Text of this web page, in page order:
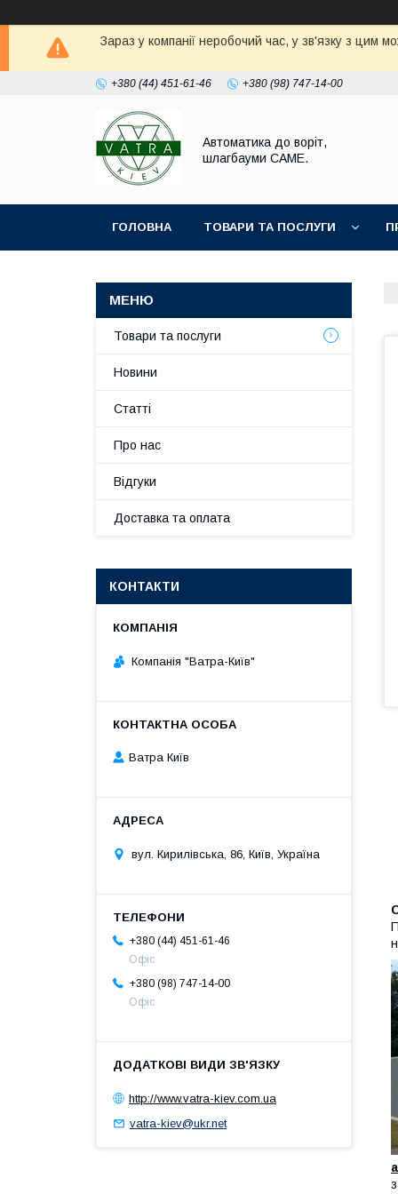
Зараз у компанії неробочий час, у зв'язку з цим
+380 (44) 451-61-46 +380 (98) 747-14-00
Автоматика до воріт,
шлагбауми CAME.
ГОЛОВНА ТОВАРИ ТА ПОСЛУГИ
Товари та послуги
Новини
Статті
Про нас
Відгуки
Доставка та оплата
КОНТАКТИ
Компанія "Ватра-Київ"
Ватра Київ
вул. Кирилівська, 86, Київ, Україна
+380 (44) 451-61-46
Офіс
+380 (98) 747-14-00
Офіс
http://www.vatra-kiev.com.ua
vatra-kiev@ukr.net